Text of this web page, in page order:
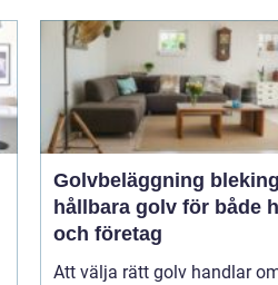
Golvbeläggning
hållbara golv för både
och företag
Att välja rätt golv handlar